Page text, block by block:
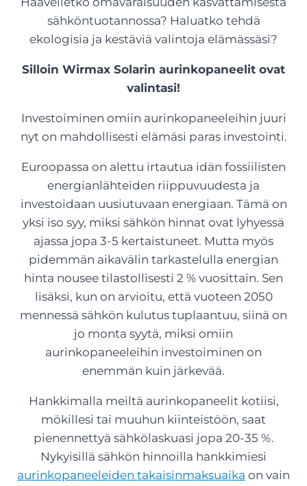
sähköntuotannossa? Haluatko tehdä
ekologisia ja kestäviä valintoja elämässäsi?
Silloin Wirmax Solarin aurinkopaneelit ovat
valintasi!
Investoiminen omiin aurinkopaneeleihin juuri
nyt on mahdollisesti elämäsi paras investointi.
Euroopassa on alettu irtautua idän fossiilisten
energianlähteiden riippuvuudesta ja
investoidaan uusiutuvaan energiaan. Tämä on
yksi iso syy, miksi sähkön hinnat ovat lyhyessä
ajassa jopa 3-5 kertaistuneet. Mutta myös
pidemmän aikavälin tarkastelulla energian
hinta nousee tilastollisesti 2 % vuosittain. Sen
lisäksi, kun on arvioitu, että vuoteen 2050
mennessä sähkön kulutus tuplaantuu, siinä on
jo monta syytä, miksi omiin
aurinkopaneeleihin investoiminen on
enemmän kuin järkevää.
Hankkimalla meiltä aurinkopaneelit kotiisi,
mökillesi tai muuhun kiinteistöön, saat
pienennettyä sähkölaskuasi jopa 20-35 %.
Nykyisillä sähkön hinnoilla hankkimiesi
aurinkopaneeleiden takaisinmaksuaika on vain